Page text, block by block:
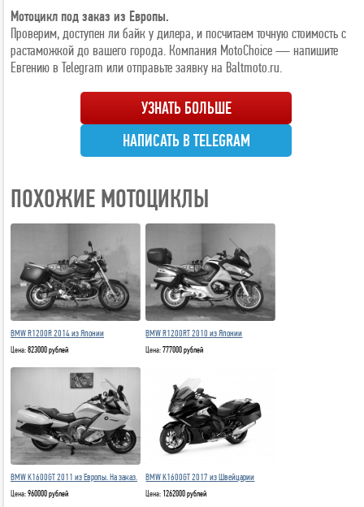
Мотоцикл под заказ из Европы.
Проверим, доступен ли байк у дилера, и посчитаем точную стоимость с
растаможкой до вашего города. Компания MotoChoice — напишите
Евгению в Telegram или отправьте заявку на Baltmoto.ru.
УЗНАТЬ БОЛЬШЕ
НАПИСАТЬ В TELEGRAM
ПОХОЖИЕ МОТОЦИКЛЫ
BMW R1200R 2014 из Японии
Цена:823000 рублей
BMW R1200RT 2010 из Японии
Цена:777000 рублей
BMW K1600GT 2011 из Европы. На заказ.
Цена:960000 рублей
BMW K1600GT 2017 из Швейцарии
Цена: 1262000 рублей